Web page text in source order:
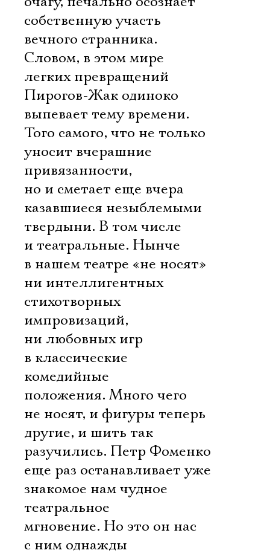
собственную участь
вечного странника.
Словом, в этом мире
легких превращений
Пирогов-Жак одиноко
выпевает тему времени.
Того самого, что не только
уносит вчерашние
привязанности,
но и сметает еще вчера
казавшиеся незыблемыми
твердыни. В том числе
и театральные. Нынче
в нашем театре «не носят»
ни интеллигентных
стихотворных
импровизаций,
ни любовных игр
в классические
комедийные
положения. Много чего
не носят, и фигуры теперь
другие, и шить так
разучились. Петр Фоменко
еще раз останавливает уже
знакомое нам чудное
театральное
мгновение. Но это он нас
с ним однажды